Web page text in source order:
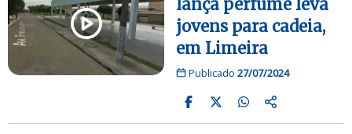
lança perfume leva
jovens para cadeia,
em Limeira
Publicado 27/07/2024